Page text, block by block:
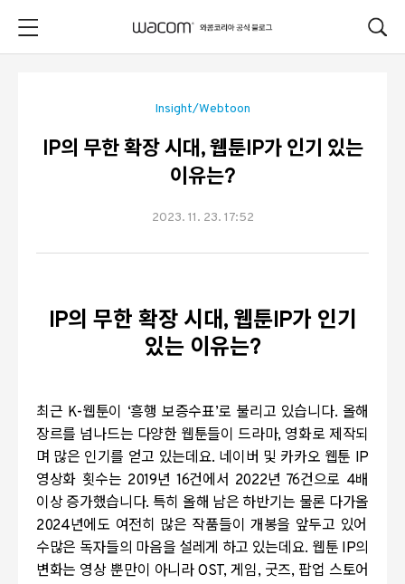
Insight/Webtoon
IP의 무한 확장 시대, 웹툰IP가 인기 있는
이유는?
2023. 11. 23. 17:52
IP의 무한 확장 시대, 웹툰IP가인기
있는 이유는?
최근 K-웹툰이 ‘흥행 보증수표’로 불리고 있습니다. 올해
장르를 넘나드는 다양한 웹툰들이 드라마, 영화로 제작되
며 많은 인기를 얻고 있는데요. 네이버 및 카카오 웹툰 IP
영상화 횟수는 2019년 16건에서 2022년 76건으로 4배
이상 증가했습니다. 특히 올해 남은 하반기는 물론 다가올
2024년에도 여전히 많은 작품들이 개봉을 앞두고 있어
수많은 독자들의 마음을 설레게 하고 있는데요. 웹툰 IP의
변화는 영상 뿐만이 아니라OST,게임, 굿즈, 팝업 스토어